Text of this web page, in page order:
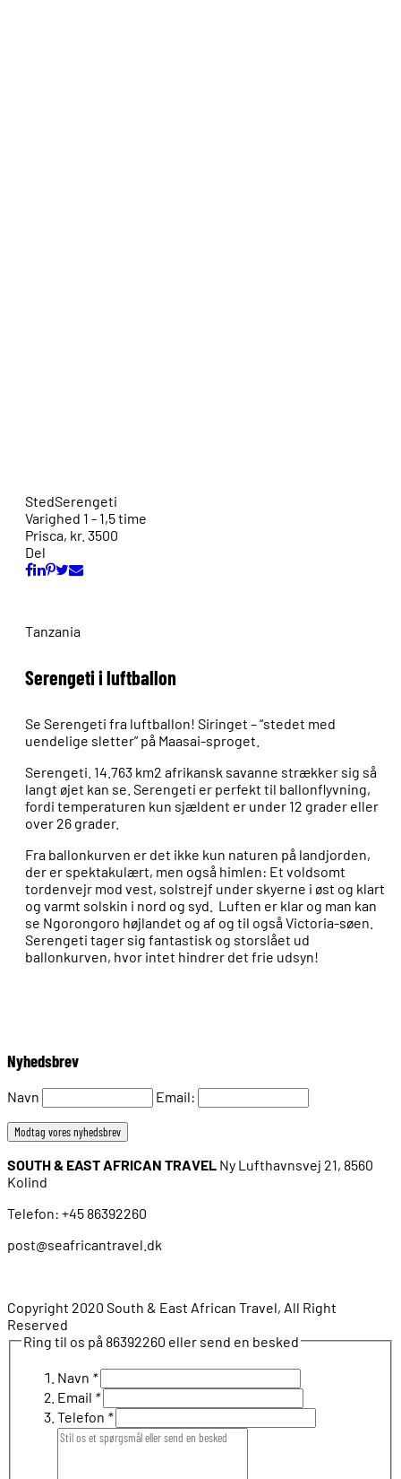
StedSerengeti
Varighed 1 - 1,5 time
Prisca, kr. 3500
Del
Tanzania
Serengeti i luftballon
Se Serengeti fra luftballon! Siringet – “stedet med
uendelige sletter” på Maasai-sproget.
Serengeti. 14.763 km2 afrikansk savanne strækker sig så
langt øjet kan se. Serengeti er perfekt til ballonflyvning,
fordi temperaturen kun sjældent er under 12 grader eller
over 26 grader.
Fra ballonkurven er det ikke kun naturen på landjorden,
der er spektakulært, men også himlen: Et voldsomt
tordenvejr mod vest, solstrejf under skyerne i øst og klart
og varmt solskin i nord og syd. Luften er klar og man kan
se Ngorongoro højlandet og af og til også Victoria-søen.
Serengeti tager sig fantastisk og storslået ud
ballonkurven, hvor intet hindrer det frie udsyn!
Nyhedsbrev
Navn Email:
SOUTH & EAST AFRICAN TRAVEL Ny Lufthavnsvej 21, 8560
Kolind
Telefon: +45 86392260
post@seafricantravel.dk
Copyright 2020 South & East African Travel, All Right
Reserved
Ring til os på 86392260 eller send en besked
Navn *
Email *
Telefon *